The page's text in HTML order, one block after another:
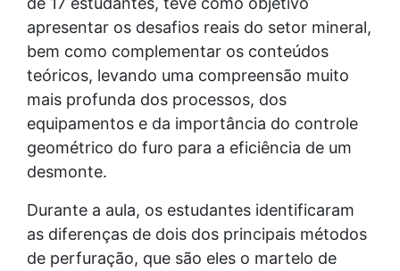
apresentar os desafios reais do setor mineral,
bem como complementar os conteúdos
teóricos, levando uma compreensão muito
mais profunda dos processos, dos
equipamentos e da importância do controle
geométrico do furo para a eficiência de um
desmonte.
Durante a aula, os estudantes identificaram
as diferenças de dois dos principais métodos
de perfuração, que são eles o martelo de